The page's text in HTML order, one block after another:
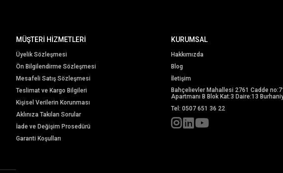
MÜŞTERİ HİZMETLERİ
Üyelik Sözleşmesi
Ön Bilgilendirme Sözleşmesi
Mesafeli Satış Sözleşmesi
Teslimat ve Kargo Bilgileri
Kişisel Verilerin Korunması
Aklınıza Takılan Sorular
İade ve Değişim Prosedürü
Garanti Koşulları
KURUMSAL
Hakkımızda
Blog
İletişim
Bahçelievler Mahallesi 2761 Cadde
Apartmanı B Blok Kat:3 Daire:13
Tel: 0507 651 36 22